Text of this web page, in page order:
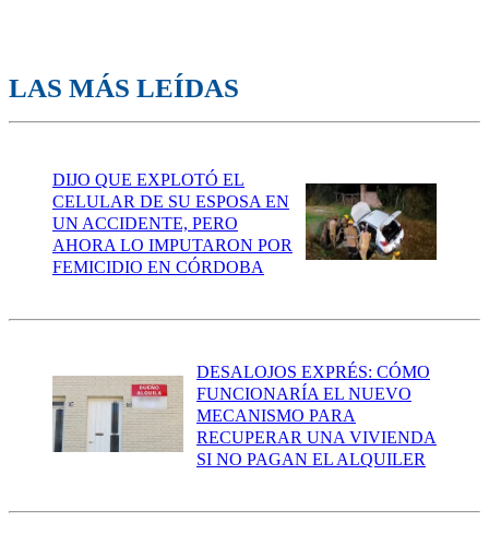
LAS MÁS LEÍDAS
DIJO QUE EXPLOTÓ EL
CELULAR DE SU ESPOSA EN
UN ACCIDENTE, PERO
AHORA LO IMPUTARON POR
FEMICIDIO EN CÓRDOBA
DESALOJOS EXPRÉS: CÓMO
FUNCIONARÍA EL NUEVO
MECANISMO PARA
RECUPERAR UNA VIVIENDA
SI NO PAGAN EL ALQUILER